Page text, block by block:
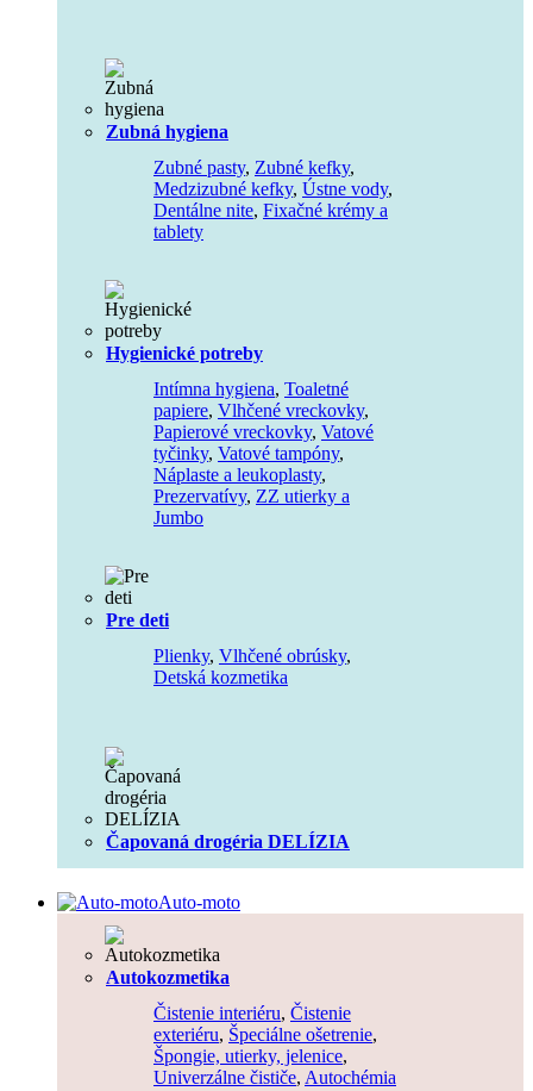
Zubná hygiena
Zubné pasty, Zubné kefky,
Medzizubné kefky, Ústne vody,
Dentálne nite, Fixačné krémy a
tablety
Hygienické potreby
Intímna hygiena, Toaletné
papiere, Vlhčené vreckovky,
Papierové vreckovky, Vatové
tyčinky, Vatové tampóny,
Náplaste a leukoplasty,
Prezervatívy, ZZ utierky a
Jumbo
Pre deti
Plienky, Vlhčené obrúsky,
Detská kozmetika
Čapovaná drogéria DELÍZIA
Auto-moto
Autokozmetika
Čistenie interiéru, Čistenie
exteriéru, Špeciálne ošetrenie,
Špongie, utierky, jelenice,
Univerzálne čističe, Autochémia